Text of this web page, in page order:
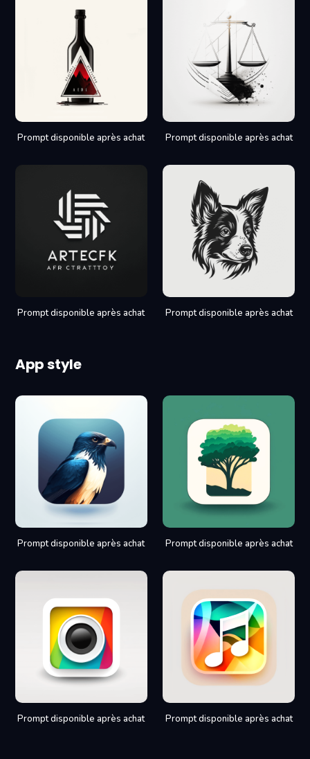
Prompt disponible après achat Prompt disponible après achat
Prompt disponible après achat Prompt disponible après achat
App style
Prompt disponible après achat Prompt disponible après achat
Prompt disponible après achat Prompt disponible après achat